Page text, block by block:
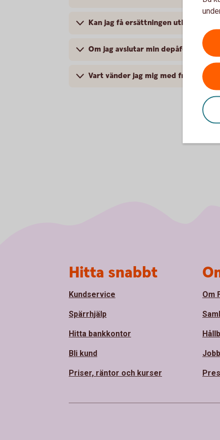
Kan jag få ersättningen utbetalt
Om jag avslutar min
Vart vänder jag mig med frågor?
Hitta snabbt
Kundservice
Spärrhjälp
Hitta bankkontor
Bli kund
Priser, räntor och kurser
Om